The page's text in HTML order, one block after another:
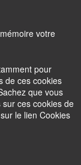
votre
pour
de ces cookies
que vous
ces cookies de
le lien Cookies